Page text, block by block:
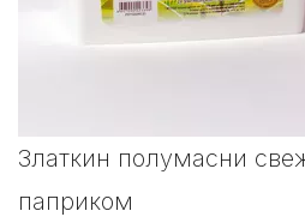
Златкин полумасни
паприком